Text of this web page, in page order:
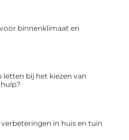
binnenklimaat en
letten bij het kiezen van
in huis en tuin